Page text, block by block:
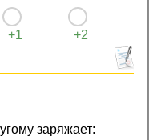
+1 +2
заряжает: